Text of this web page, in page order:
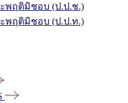
พฤติมิชอบ (ป.ป.ช.)
พฤติมิชอบ (ป.ป.ท.)